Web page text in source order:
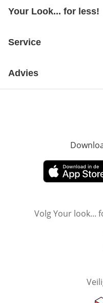
Your Look... for less!
Service
Advies
Opent in
Volg Your look...